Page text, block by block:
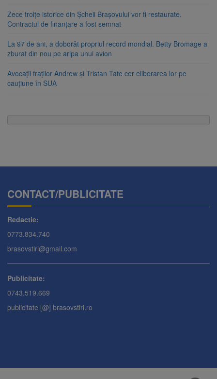
Zece troițe istorice din Șcheii Brașovului vor fi restaurate.
Contractul de finanțare a fost semnat
La 97 de ani, a doborât propriul record mondial. Betty Bromage a
zburat din nou pe aripa unui avion
Avocații fraților Andrew și Tristan Tate cer eliberarea lor pe
cauțiune în SUA
CONTACT/PUBLICITATE
Redactie:
0773.834.740
brasovstiri@gmail.com
Publicitate:
0743.519.669
publicitate [@] brasovstiri.ro